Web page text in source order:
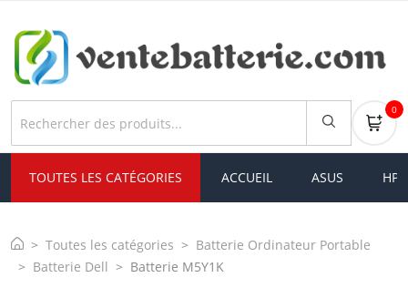
0
TOUTES LES CATÉGORIES ACCUEIL ASUS HP
Toutes les catégories
Batterie Ordinateur Portable
Batterie Dell
Batterie M5Y1K